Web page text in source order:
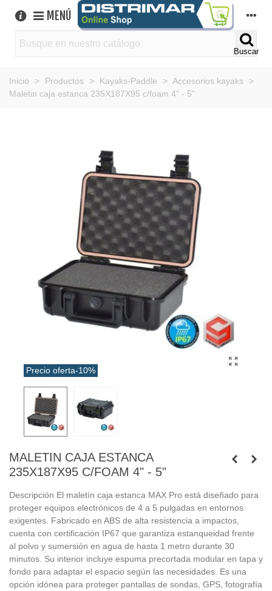
MENÚ
Buscar
Inicio > Productos > Kayaks-Paddle > Accesorios kayaks
>
Maletin caja estanca 235X187X95 c/foam 4" - 5"
Precio oferta-10%
MALETIN CAJA ESTANCA
235X187X95 C/FOAM 4" - 5"
Descripción El maletín caja estanca MAX Pro está diseñado para
proteger equipos electrónicos de 4 a 5 pulgadas en entornos
exigentes. Fabricado en ABS de alta resistencia a impactos,
cuenta con certificación IP67 que garantiza estanqueidad frente
al polvo y sumersión en agua de hasta 1 metro durante 30
minutos. Su interior incluye espuma precortada modular en tapa y
fondo para adaptar el espacio según las necesidades. Es una
opción idónea para proteger pantallas de sondas, GPS, fotografía